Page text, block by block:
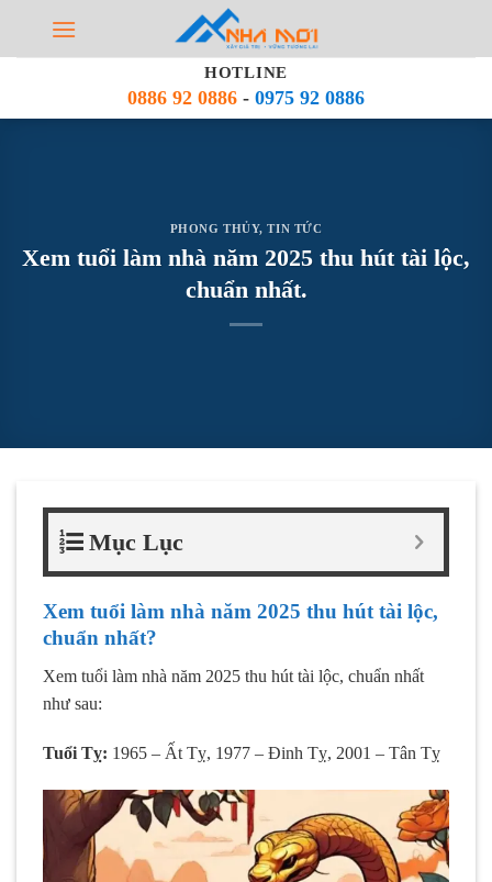
HOTLINE
0886 92 0886 - 0975 92 0886
PHONG THỦY,TIN TỨC
Xem tuổi làm nhà năm 2025 thu hút tài lộc,
chuẩn nhất.
Mục Lục
Xem tuổi làm nhà năm 2025 thu hút tài lộc,
chuẩn nhất?
Xem tuổi làm nhà năm 2025 thu hút tài lộc, chuẩn nhất
như sau:
Tuổi Tỵ: 1965 – Ất Tỵ, 1977 – Đinh Tỵ, 2001 – Tân Tỵ